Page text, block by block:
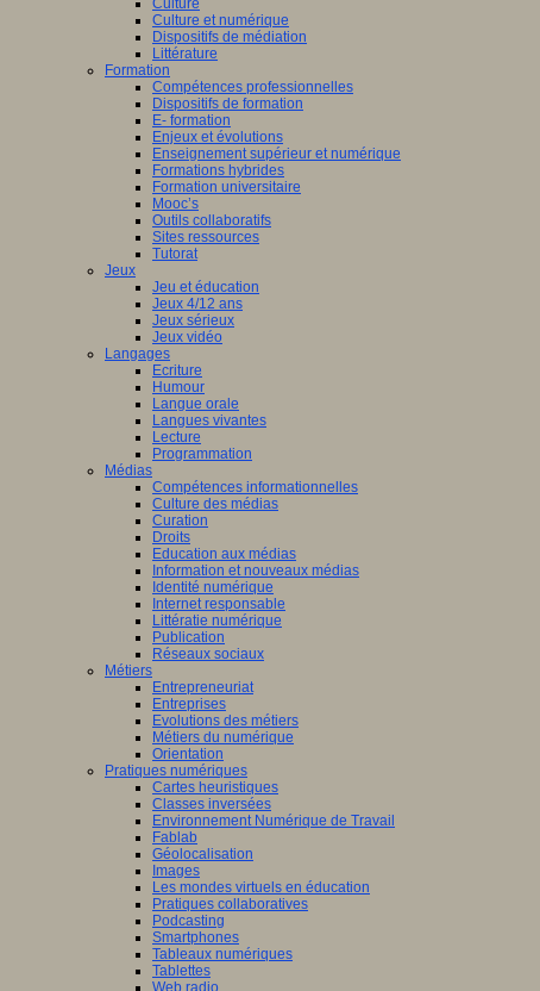
Culture
Culture et numérique
Dispositifs de médiation
Littérature
Formation
Compétences professionnelles
Dispositifs de formation
E- formation
Enjeux et évolutions
Enseignement supérieur et numérique
Formations hybrides
Formation universitaire
Mooc’s
Outils collaboratifs
Sites ressources
Tutorat
Jeux
Jeu et éducation
Jeux 4/12 ans
Jeux sérieux
Jeux vidéo
Langages
Ecriture
Humour
Langue orale
Langues vivantes
Lecture
Programmation
Médias
Compétences informationnelles
Culture des médias
Curation
Droits
Education aux médias
Information et nouveaux médias
Identité numérique
Internet responsable
Littératie numérique
Publication
Réseaux sociaux
Métiers
Entrepreneuriat
Entreprises
Evolutions des métiers
Métiers du numérique
Orientation
Pratiques numériques
Cartes heuristiques
Classes inversées
Environnement Numérique de Travail
Fablab
Géolocalisation
Images
Les mondes virtuels en éducation
Pratiques collaboratives
Podcasting
Smartphones
Tableaux numériques
Tablettes
Web radio